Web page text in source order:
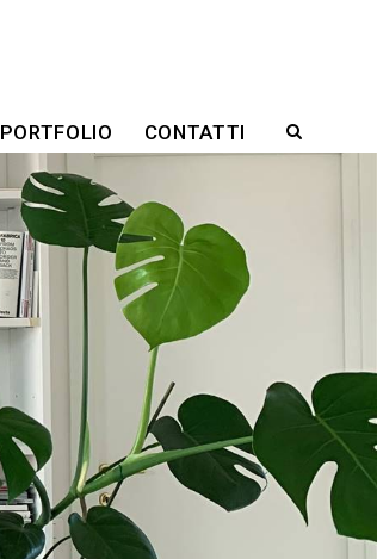
PORTFOLIO CONTATTI